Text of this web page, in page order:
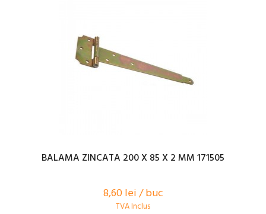
BALAMA ZINCATA 200 X 85 X 2 MM 171505
8,60 lei / buc
TVA Inclus